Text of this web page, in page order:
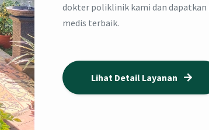
dokter poliklinik kami dan dapatkan
medis terbaik.
Lihat Detail Layanan